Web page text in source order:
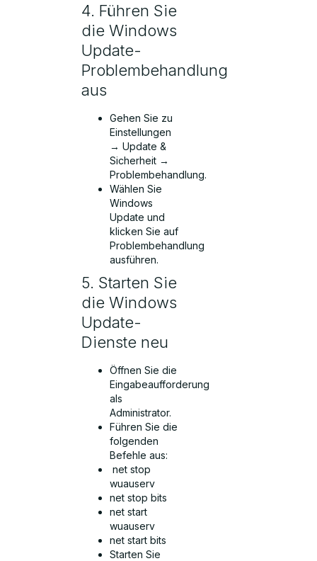
4. Führen Sie
die Windows
Update-
Problembehandlung
aus
Gehen Sie zu
Einstellungen
→ Update &
Sicherheit →
Problembehandlung.
Wählen Sie
Windows
Update und
klicken Sie auf
Problembehandlung
ausführen.
5. Starten Sie
die Windows
Update-
Dienste neu
Öffnen Sie die
Eingabeaufforderung
als
Administrator.
Führen Sie die
folgenden
Befehle aus:
net stop
wuauserv
net stop bits
net start
wuauserv
net start bits
Starten Sie